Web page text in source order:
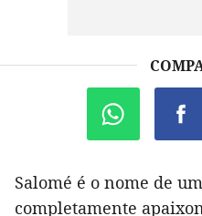
Salomé é o nome de
completamente